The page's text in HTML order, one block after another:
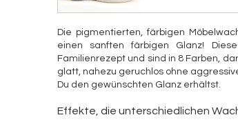
Die pigmentierten, färbigen
einen sanften färbigen Glanz!
Familienrezept und sind in 8 Farben,
glatt, nahezu geruchlos ohne
Du den gewünschten Glanz erhältst.
Effekte, die unterschiedlichen